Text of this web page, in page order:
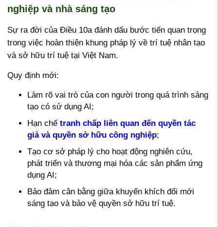
nghiệp và nhà sáng tạo
Sự ra đời của Điều 10a đánh dấu bước tiến quan trọng
trong việc hoàn thiện khung pháp lý về trí tuệ nhân tạo
và sở hữu trí tuệ tại Việt Nam.
Quy định mới:
Làm rõ vai trò của con người trong quá trình sáng
tạo có sử dụng AI;
Hạn chếtranh chấp liên quan đến quyền tác
giả và quyền sở hữu công nghiệp;
Tạo cơ sở pháp lý cho hoạt động nghiên cứu,
phát triển và thương mại hóa các sản phẩm ứng
dụng AI;
Bảo đảm cân bằng giữa khuyến khích đổi mới
sáng tạo và bảo vệ quyền sở hữu trí tuệ.